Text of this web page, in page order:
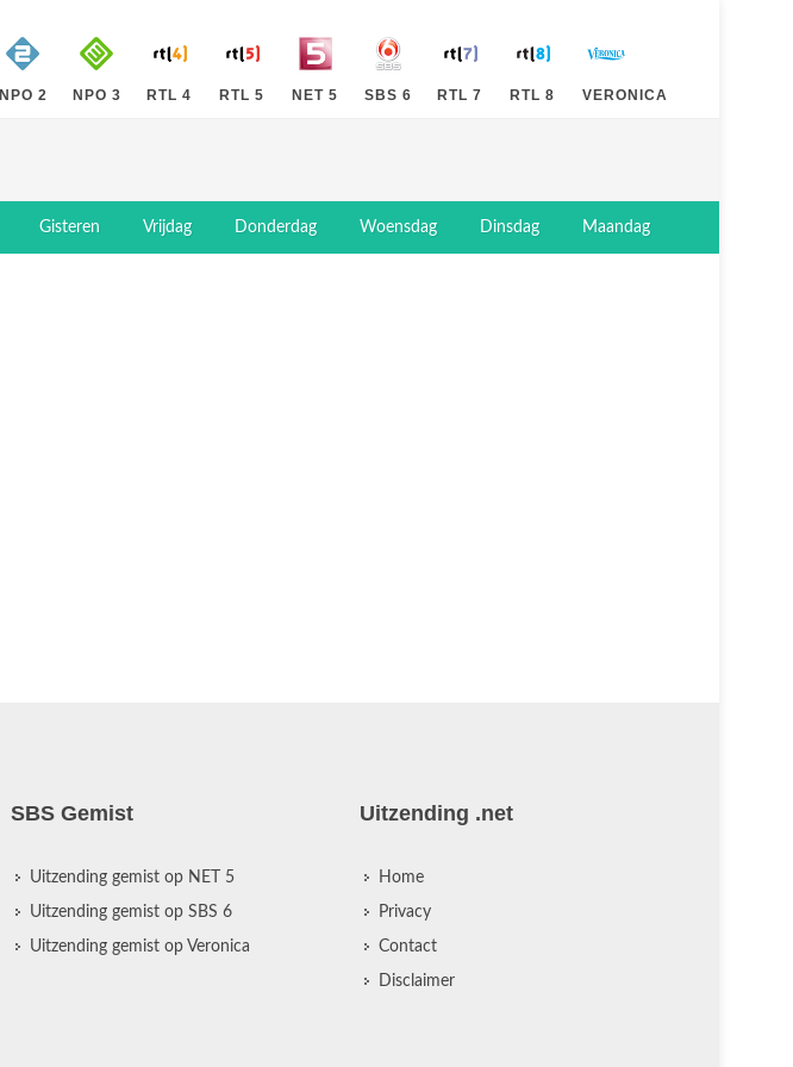
NPO 2 NPO 3 RTL 4 RTL 5 NET 5 SBS 6 RTL 7 RTL 8 VERONICA
Gisteren Vrijdag Donderdag Woensdag Dinsdag Maandag
SBS Gemist
Uitzending gemist op NET 5
Uitzending gemist op SBS 6
Uitzending gemist op Veronica
Uitzending .net
Home
Privacy
Contact
Disclaimer